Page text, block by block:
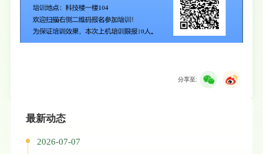
分享至:
最新动态
2026-07-07